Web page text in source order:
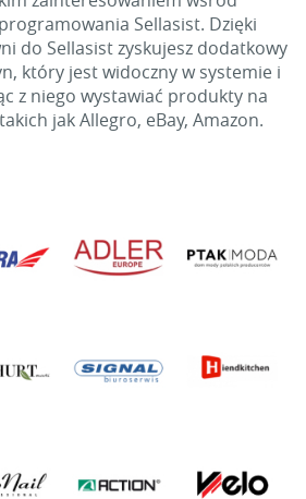
Sellasist. Dzięki
do Sellasist zyskujesz dodatkowy
który jest widoczny w systemie i
z niego wystawiać produkty na
jak Allegro, eBay, Amazon.